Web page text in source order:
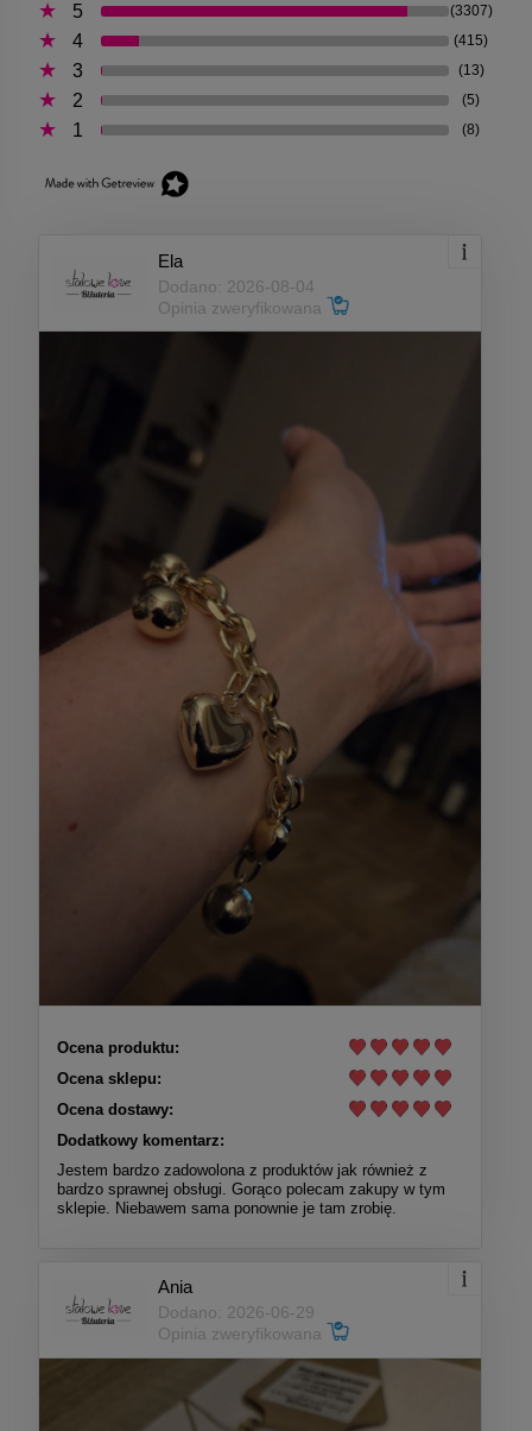
5
(3307)
4 (415)
3 (13)
2 (5)
1 (8)
Ela
Dodano: 2026-08-04
Opinia zweryfikowana
Ocena produktu:
Ocena sklepu:
Ocena dostawy:
Dodatkowy komentarz:
Jestem bardzo zadowolona z produktów jak również z
bardzo sprawnej obsługi. Gorąco polecam zakupy w tym
sklepie. Niebawem sama ponownie je tam zrobię.
Ania
Dodano: 2026-06-29
Opinia zweryfikowana